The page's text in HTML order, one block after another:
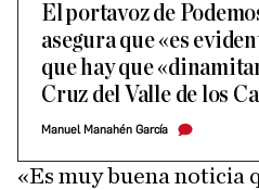
El portavoz de
asegura que «es
que hay que
Cruz del Valle de los
Manuel Manahén García
«Es muy buena noticia